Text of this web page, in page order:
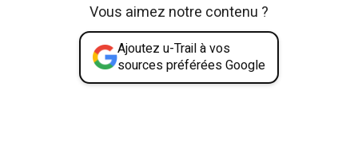
Vous aimez notre contenu ?
Ajoutez u-Trail à vos
sources préférées Google